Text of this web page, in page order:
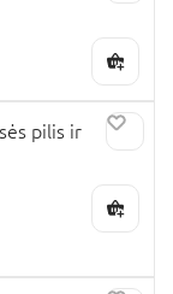
pilis ir